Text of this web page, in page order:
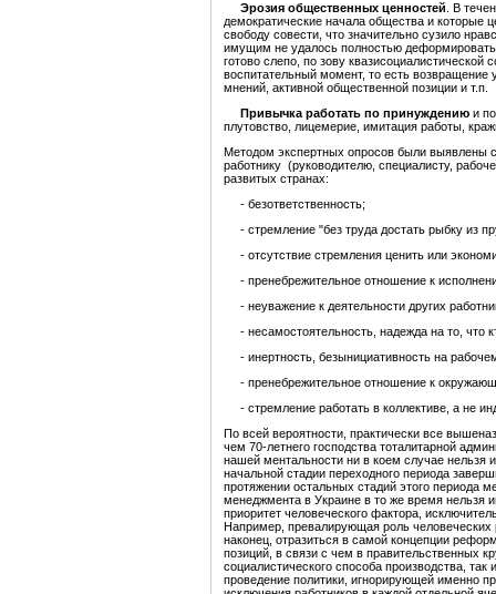
Эрозия общественных ценностей . В
демократические начала общества и
свободу совести, что значительно сузило
имущим не удалось полностью
готово слепо, по зову
воспитательный момент, то есть возвращение
мнений, активной общественной позиции и т.п.
Привычка работать по принуждению и
плутовство, лицемерие, имитация работы,
Методом экспертных опросов были выявлены
работнику (руководителю, специалисту,
развитых странах:
- безответственность;
- стремление "без труда достать рыбку из
- отсутствие стремления ценить или
- пренебрежительное отношение к
- неуважение к деятельности других
- несамостоятельность, надежда на то, что
- инертность, безынициативность на
- пренебрежительное отношение к
- стремление работать в коллективе, а не
По всей вероятности, практически все
чем 70-летнего господства тоталитарной
нашей ментальности ни в коем случае нельзя
начальной стадии переходного периода
протяжении остальных стадий этого периода
менеджмента в Украине в то же время нельзя
приоритет человеческого фактора,
Например, превалирующая роль человеческих
наконец, отразиться в самой концепции
позиций, в связи с чем в правительственных
социалистического способа производства,
проведение политики, игнорирующей именно